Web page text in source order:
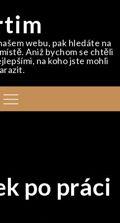
webu, pak hledáte na
Aniž bychom se chtěli
na koho jste mohli
Menu
po práci